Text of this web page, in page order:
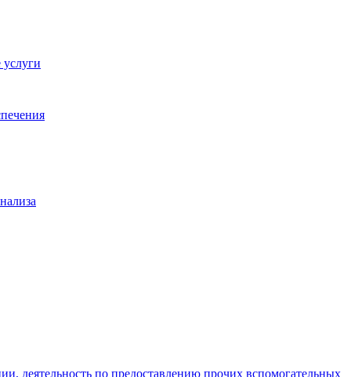
деятельность по предоставлению прочих вспомогательных